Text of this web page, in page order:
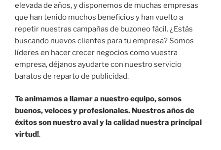
elevada de años, y disponemos de muchas empresas
que han tenido muchos beneficios y han vuelto a
repetir nuestras campañas de buzoneo fácil. ¿Estás
buscando nuevos clientes para tu empresa? Somos
líderes en hacer crecer negocios como vuestra
empresa, déjanos ayudarte con nuestro servicio
baratos de reparto de publicidad.
Te animamos a llamar a nuestro equipo, somos
buenos, veloces y profesionales. Nuestros años de
éxitos son nuestro aval y la calidad nuestra principal
virtud!.